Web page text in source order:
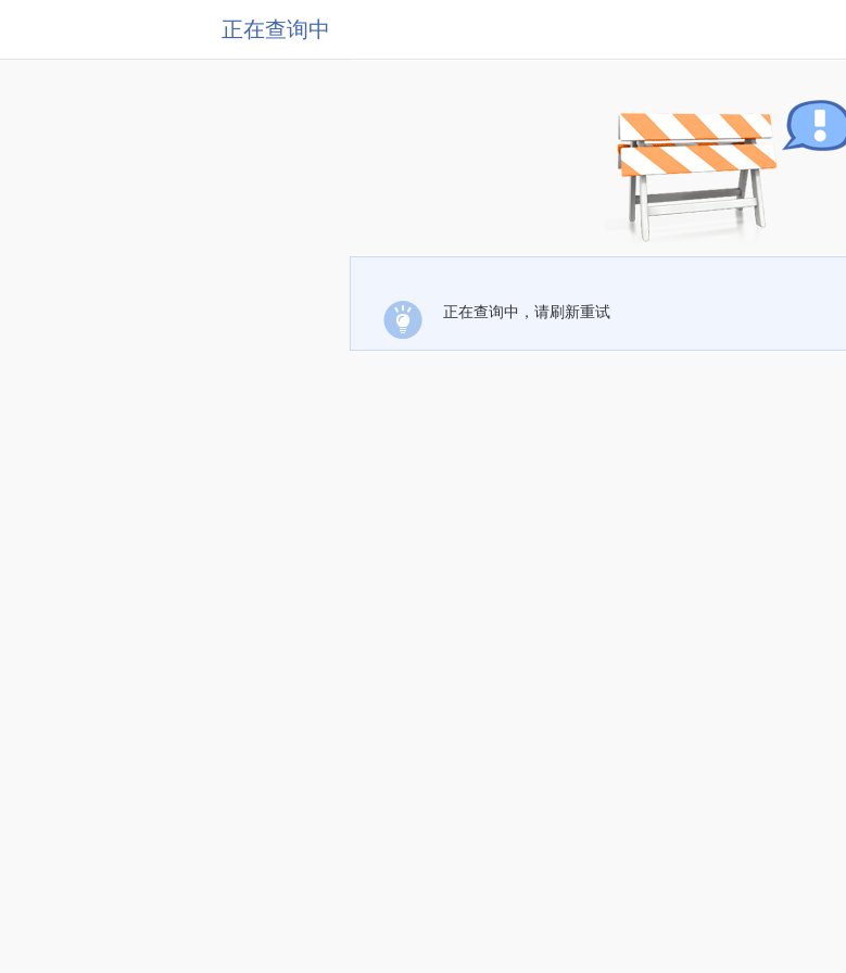
正在查询中
正在查询中，请刷新重试